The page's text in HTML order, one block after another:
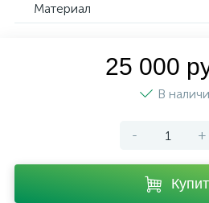
Материал
25 000
В
- +